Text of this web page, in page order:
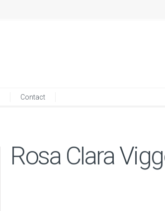
Contact
Rosa Clara